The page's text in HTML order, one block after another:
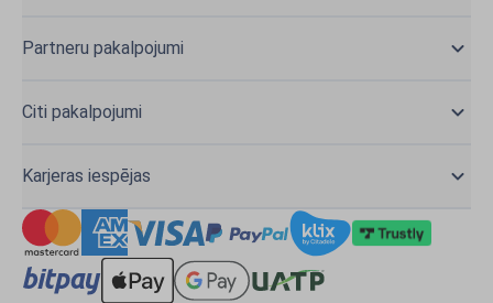
Partneru pakalpojumi
Citi pakalpojumi
Karjeras iespējas